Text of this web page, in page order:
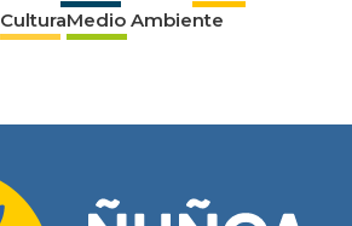
CulturaMedio Ambiente